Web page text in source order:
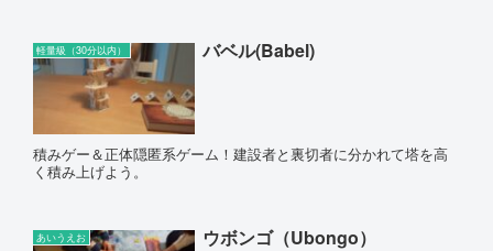
軽量級（30分以内） バベル(Babel)
積みゲー＆正体隠匿系ゲーム！建設者と裏切者に分かれて塔を高
く積み上げよう。
あいうえお ウボンゴ（Ubongo）